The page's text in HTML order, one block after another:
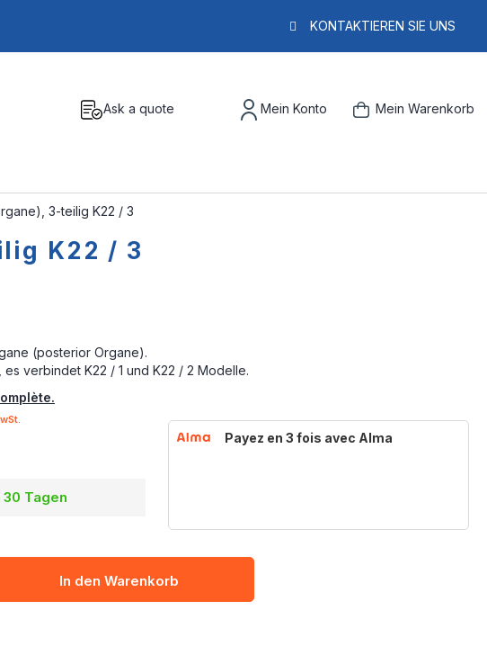
KONTAKTIEREN SIE UNS
Ask a quote Mein Konto Mein Warenkorb
3-teilig K22 / 3
K22 / 3
(posterior Organe).
verbindet K22 / 1 und K22 / 2 Modelle.
30 Tagen
Payez en 3 fois avec Alma
In den Warenkorb